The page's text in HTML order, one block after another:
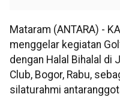
Mataram (ANTARA) -
menggelar kegiatan
dengan Halal Bihalal di
Club, Bogor, Rabu,
silaturahmi